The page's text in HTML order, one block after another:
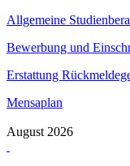
Allgemeine
Bewerbung und
Erstattung
Mensaplan
August 2026